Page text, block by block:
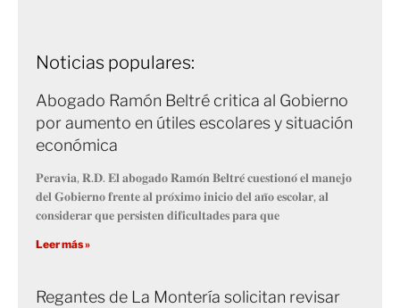
Noticias populares:
Abogado Ramón Beltré critica al Gobierno
por aumento en útiles escolares y situación
económica
𝐏𝐞𝐫𝐚𝐯𝐢𝐚, 𝐑.𝐃. 𝐄𝐥 𝐚𝐛𝐨𝐠𝐚𝐝𝐨 𝐑𝐚𝐦𝐨́𝐧 𝐁𝐞𝐥𝐭𝐫𝐞́ 𝐜𝐮𝐞𝐬𝐭𝐢𝐨𝐧𝐨́ 𝐞𝐥 𝐦𝐚𝐧𝐞𝐣𝐨
𝐝𝐞𝐥 𝐆𝐨𝐛𝐢𝐞𝐫𝐧𝐨 𝐟𝐫𝐞𝐧𝐭𝐞 𝐚𝐥 𝐩𝐫𝐨́𝐱𝐢𝐦𝐨 𝐢𝐧𝐢𝐜𝐢𝐨 𝐝𝐞𝐥 𝐚𝐧̃𝐨 𝐞𝐬𝐜𝐨𝐥𝐚𝐫, 𝐚𝐥
𝐜𝐨𝐧𝐬𝐢𝐝𝐞𝐫𝐚𝐫 𝐪𝐮𝐞 𝐩𝐞𝐫𝐬𝐢𝐬𝐭𝐞𝐧 𝐝𝐢𝐟𝐢𝐜𝐮𝐥𝐭𝐚𝐝𝐞𝐬 𝐩𝐚𝐫𝐚 𝐪𝐮𝐞
Leer más »
Regantes de La Montería solicitan revisar